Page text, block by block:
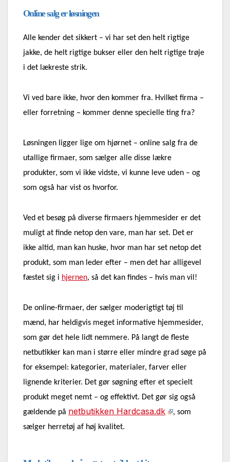
Online salg er løsningen
Alle kender det sikkert – vi har set den helt rigtige
jakke, de helt rigtige bukser eller den helt rigtige trøje
i det lækreste strik.
Vi ved bare ikke, hvor den kommer fra. Hvilket firma –
eller forretning – kommer denne specielle ting fra?
Løsningen ligger lige om hjørnet – online salg fra de
utallige firmaer, som sælger alle disse lækre
produkter, som vi ikke vidste, vi kunne leve uden – og
som også har vist os hvorfor.
Ved et besøg på diverse firmaers hjemmesider er det
muligt at finde netop den vare, man har set. Det er
ikke altid, man kan huske, hvor man har set netop det
produkt, som man leder efter – men det har alligevel
fæstet sig i hjernen, så det kan findes – hvis man vil!
De online-firmaer, der sælger moderigtigt tøj til
mænd, har heldigvis meget informative hjemmesider,
som gør det hele lidt nemmere. På langt de fleste
netbutikker kan man i større eller mindre grad søge på
for eksempel: kategorier, materialer, farver eller
lignende kriterier. Det gør søgning efter et specielt
produkt meget nemt – og effektivt. Det gør sig også
gældende på netbutikken Hardcasa.dk
, som
sælger herretøj af høj kvalitet.